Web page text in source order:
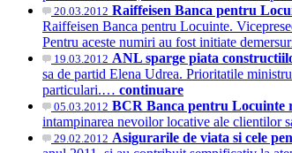
20.03.2012 Raiffeisen Banca pentru
Raiffeisen Banca pentru Locuinte.
Pentru aceste numiri au fost initiate
19.03.2012 ANL sparge piata
sa de partid Elena Udrea. Prioritatile
particulari.… continuare
05.03.2012 BCR Banca pentru Locuinte
intampinarea nevoilor locative ale clientilor
29.02.2012 Asigurarile de viata si cele